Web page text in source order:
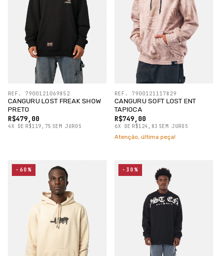
CANGURU LOST FREAK SHOW
PRETO
R$479,00
4X DE R$119,75 SEM JUROS
REF. 7900121069852
CANGURU SOFT LOST ENT
TAPIOCA
R$749,00
6X DE R$124,83 SEM JUROS
REF. 7900121117829
Atenção, última peça!
-60% -30%